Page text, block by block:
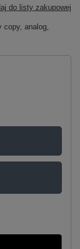
do listy zakupowej
copy, analog,